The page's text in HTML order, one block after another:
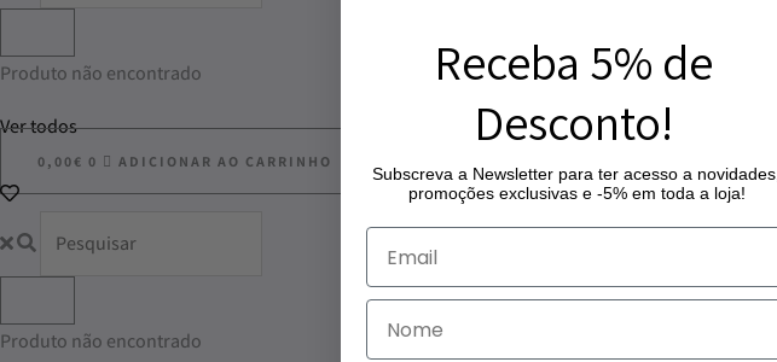
Produto não encontrado
Ver todos
0,00€ 0 ADICIONAR AO CARRINHO
Produto não encontrado
Receba 5% de
Desconto!
Subscreva a Newsletter para ter acesso a novidades,
promoções exclusivas e -5% em toda a loja!